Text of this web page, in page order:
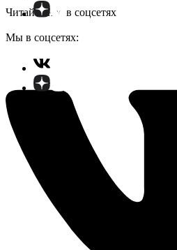
Мы в соцсетях:
Читайте нас в соцсетях